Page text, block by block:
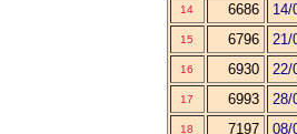
14 6686 14/
15 6796 21/
16 6930 22/
17 6993 28/
18 7197 08/